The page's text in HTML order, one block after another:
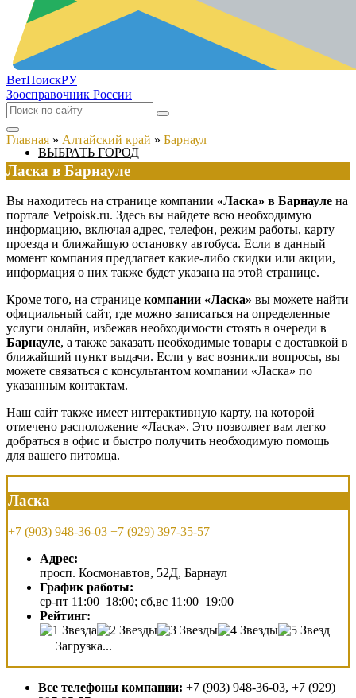
ВетПоискРУ
Зоосправочник России
ВЫБРАТЬ ГОРОД
Главная » Алтайский край » Барнаул
Ласка в Барнауле
Вы находитесь на странице компании «Ласка» в Барнауле на
портале Vetpoisk.ru. Здесь вы найдете всю необходимую
информацию, включая адрес, телефон, режим работы, карту
проезда и ближайшую остановку автобуса. Если в данный
момент компания предлагает какие-либо скидки или акции,
информация о них также будет указана на этой странице.
Кроме того, на странице компании «Ласка» вы можете найти
официальный сайт, где можно записаться на определенные
услуги онлайн, избежав необходимости стоять в очереди в
Барнауле, а также заказать необходимые товары с доставкой в
ближайший пункт выдачи. Если у вас возникли вопросы, вы
можете связаться с консультантом компании «Ласка» по
указанным контактам.
Наш сайт также имеет интерактивную карту, на которой
отмечено расположение «Ласка». Это позволяет вам легко
добраться в офис и быстро получить необходимую помощь
для вашего питомца.
Ласка
+7 (903) 948-36-03 +7 (929) 397-35-57
Адрес:
просп. Космонавтов, 52Д, Барнаул
График работы:
ср-пт 11:00–18:00; сб,вс 11:00–19:00
Рейтинг:
Загрузка...
Все телефоны компании: +7 (903) 948-36-03, +7 (929)